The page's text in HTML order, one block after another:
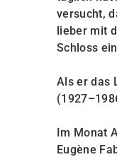
versucht,
lieber mit
Schloss
Als er das
Im Monat
Eugène